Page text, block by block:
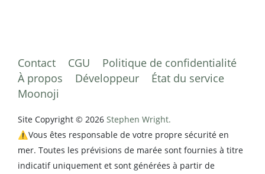
Contact CGU
Politique de confidentialité
À propos
Développeur
État du service
Moonoji
Site Copyright © 2026 Stephen Wright.
⚠️Vous êtes responsable de votre propre sécurité en
mer. Toutes les prévisions de marée sont fournies à titre
indicatif uniquement et sont générées à partir de